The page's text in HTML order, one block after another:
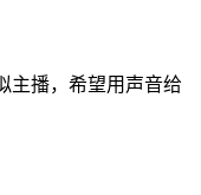
主播，希望用声音给